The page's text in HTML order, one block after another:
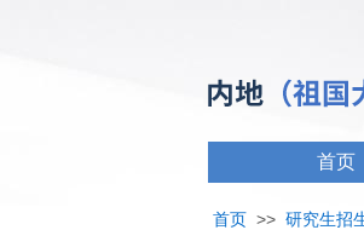
首页
首页 >> 研究生招